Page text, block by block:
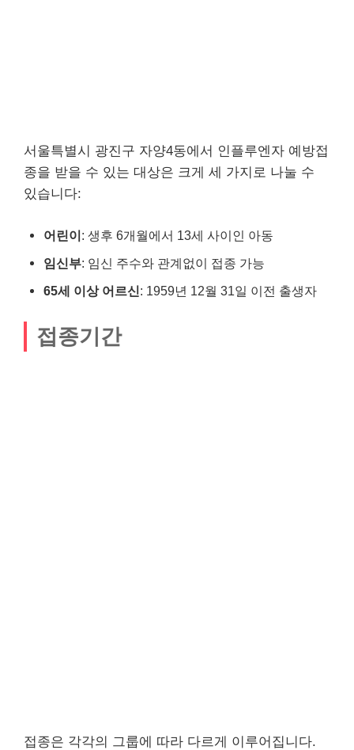
서울특별시 광진구 자양4동에서 인플루엔자 예방접
종을 받을 수 있는 대상은 크게 세 가지로 나눌 수
있습니다:
어린이: 생후 6개월에서 13세 사이인 아동
임신부: 임신 주수와 관계없이 접종 가능
65세 이상 어르신: 1959년 12월 31일 이전 출생자
접종기간
접종은 각각의 그룹에 따라 다르게 이루어집니다.